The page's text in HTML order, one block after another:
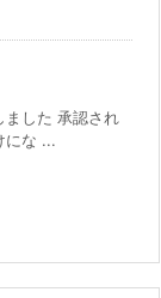
ました 承認され
にな ...